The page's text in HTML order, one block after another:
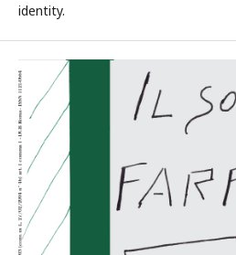
identity.